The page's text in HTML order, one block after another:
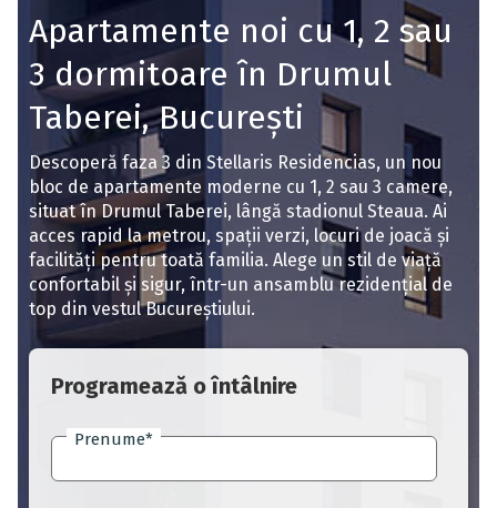
Apartamente noi cu 1, 2 sau
3 dormitoare în Drumul
Taberei, București
Descoperă faza 3 din Stellaris Residencias, un nou
bloc de apartamente moderne cu 1, 2 sau 3 camere,
situat în Drumul Taberei, lângă stadionul Steaua. Ai
acces rapid la metrou, spații verzi, locuri de joacă și
facilități pentru toată familia. Alege un stil de viață
confortabil și sigur, într-un ansamblu rezidențial de
top din vestul Bucureștiului.
Programează o întâlnire
Prenume*